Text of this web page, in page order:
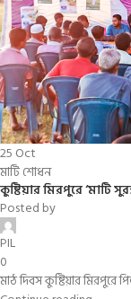
25 Oct
মাটি শোধন
কুষ্টিয়ার মিরপুরে ‘মাটি
Posted by
PIL
0
মাঠ দিবস কুষ্টিয়ার মিরপুরে